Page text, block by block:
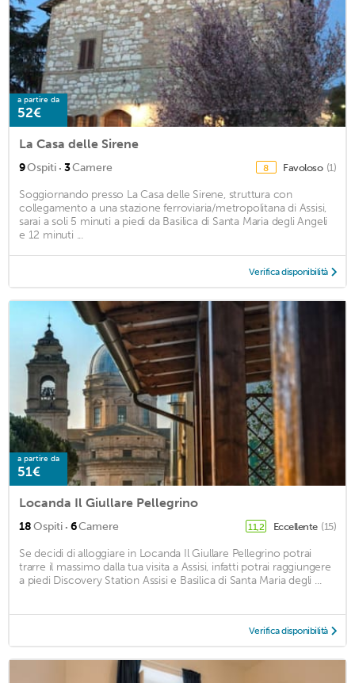
a partire da
52€
La Casa delle Sirene
9Ospiti · 3Camere 8 Favoloso (1)
Soggiornando presso La Casa delle Sirene, struttura con
collegamento a una stazione ferroviaria/metropolitana di Assisi,
sarai a soli 5 minuti a piedi da Basilica di Santa Maria degli Angeli
e 12 minuti ...
Verifica disponibilità
a partire da
51€
Locanda Il Giullare Pellegrino
18Ospiti · 6Camere 11,2 Eccellente (15)
Se decidi di alloggiare in Locanda Il Giullare Pellegrino potrai
trarre il massimo dalla tua visita a Assisi, infatti potrai raggiungere
a piedi Discovery Station Assisi e Basilica di Santa Maria degli ...
Verifica disponibilità